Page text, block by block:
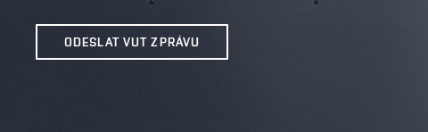
ODESLAT VUT ZPRÁVU